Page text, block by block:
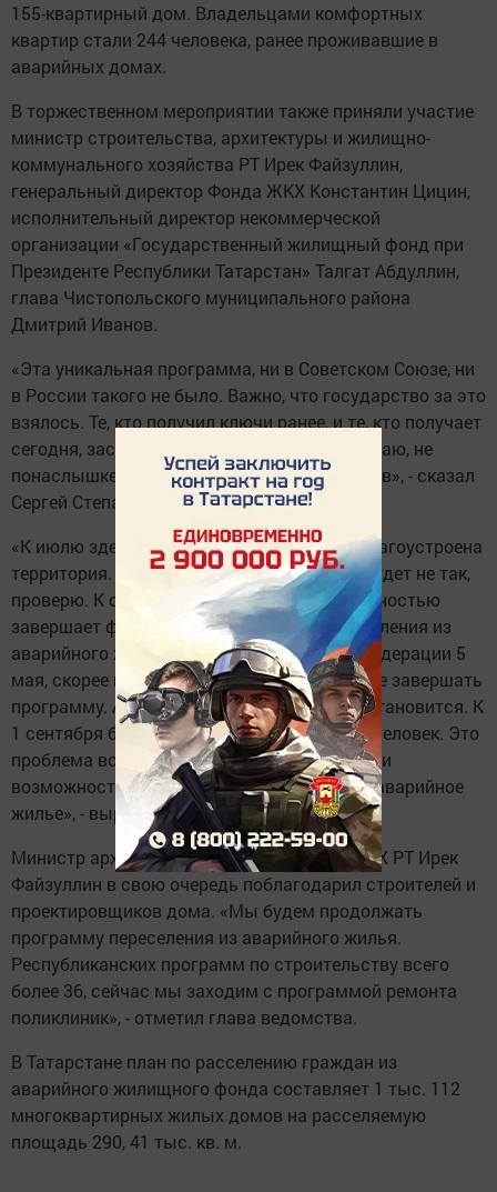
155-квартирный дом. Владельцами комфортных
квартир стали 244 человека, ранее проживавшие в
аварийных домах.
В торжественном мероприятии также приняли участие
министр строительства, архитектуры и жилищно-
коммунального хозяйства РТ Ирек Файзуллин,
генеральный директор Фонда ЖКХ Константин Цицин,
исполнительный директор некоммерческой
организации «Государственный жилищный фонд при
Президенте Республики Татарстан» Талгат Абдуллин,
глава Чистопольского муниципального района
Дмитрий Иванов.
«Эта уникальная программа, ни в Советском Союзе, ни
в России такого не было. Важно, что государство за это
взялось. Те, кто получил ключи ранее, и те, кто получает
сегодня, заслуживают это. Я сам по себе знаю, не
понаслышке, как жить в бараках без удобств», - сказал
Сергей Степашин.
«К июлю здесь все должно быть убрано, благоустроена
территория. Звоните, пишите, если что-то будет не так,
проверю. К осени этого года Татарстан полностью
завершает федеральную программу переселения из
аварийного жилья. На заседании Совета Федерации 5
мая, скорее всего, будет принято решение не завершать
программу. Аварийного жилья меньше не становится. К
1 сентября будет переселен один миллион человек. Это
проблема всей страны. Татарстан со своими
возможностями должен забыть, что такое аварийное
жилье», - выразил мнение Сергей Степашин.
Министр архитектуры, строительства и ЖКХ РТ Ирек
Файзуллин в свою очередь поблагодарил строителей и
проектировщиков дома. «Мы будем продолжать
программу переселения из аварийного жилья.
Республиканских программ по строительству всего
более 36, сейчас мы заходим с программой ремонта
поликлиник», - отметил глава ведомства.
В Татарстане план по расселению граждан из
аварийного жилищного фонда составляет 1 тыс. 112
многоквартирных жилых домов на расселяемую
площадь 290, 41 тыс. кв. м.